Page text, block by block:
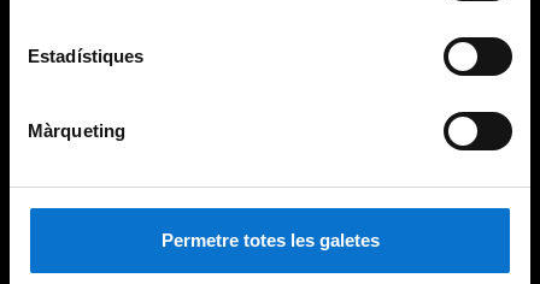
Estadístiques
Màrqueting
Permetre totes les galetes